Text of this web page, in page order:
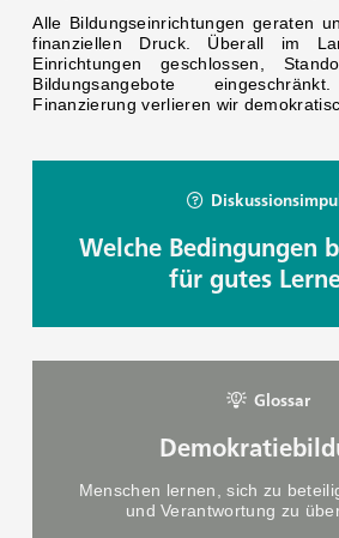
Alle Bildungseinrichtungen geraten
finanziellen Druck. Überall im
Einrichtungen geschlossen,
Bildungsangebote
Finanzierung verlieren wir
Welche Bedingungen
für gutes
Menschen lernen, sich zu
und Verantwortung zu